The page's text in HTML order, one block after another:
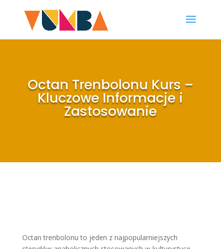
Octan Trenbolonu Kurs –
Kluczowe Informacje i
Zastosowanie
Octan trenbolonu to jeden z najpopularniejszych